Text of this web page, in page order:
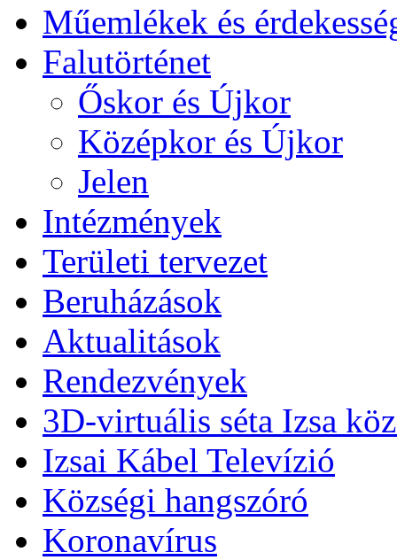
Műemlékek és
Falutörténet
Őskor és Újkor
Középkor és Újkor
Jelen
Intézmények
Területi tervezet
Beruházások
Aktualitások
Rendezvények
3D-virtuális séta Izsa
Izsai Kábel Televízió
Községi hangszóró
Koronavírus